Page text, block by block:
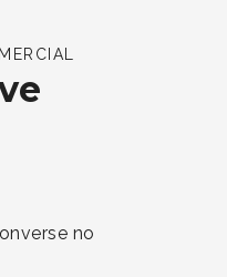
no